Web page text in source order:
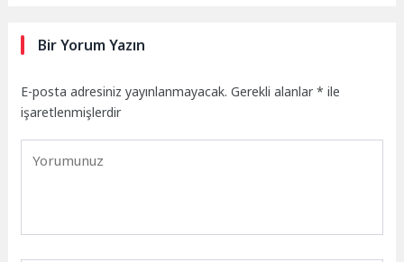
Bir Yorum Yazın
E-posta adresiniz yayınlanmayacak. Gerekli alanlar* ile
işaretlenmişlerdir